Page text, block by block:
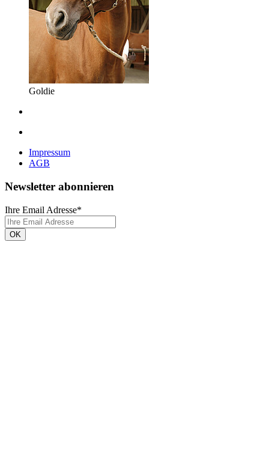
Goldie
Impressum
AGB
Newsletter abonnieren
Ihre Email Adresse*